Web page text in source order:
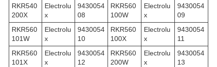
RKR540
200X
Electrolu
x
9430054
08
RKR560
100W
Electrolu
x
9430054
09
RKR560
101W
Electrolu
x
9430054
10
RKR560
100X
Electrolu
x
9430054
11
RKR560
101X
Electrolu
x
9430054
12
RKR560
200W
Electrolu
x
9430054
13